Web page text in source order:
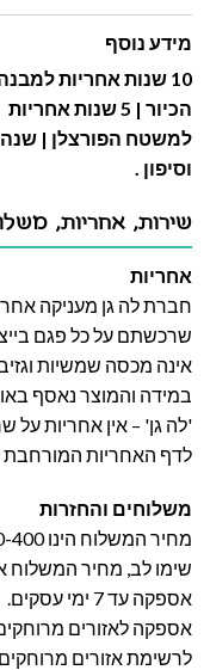
מידע נוסף
10 שנות אחריות
הכיור | 5 שנות אחריות
למשטח הפורצלן | שנה
וסיפון .
שירות, אחריות,
אחריות
שרכשתם על כל פגם
אינה מכסה שמשיות
במידה והמוצר נאסף
'לה גן' – אין אחריות על
לדף האחריות המורחבת
משלוחים והחזרות
מחיר המשלוח הינו 250-400 שח וייקבע על פי אזור מגוריכם.
שימו לב, מחיר המשלוח
אספקה עד 7 ימי עסקים.
אספקה לאזורים מרוחקים 10-14 ימי
לרשימת אזורים מרוחקים